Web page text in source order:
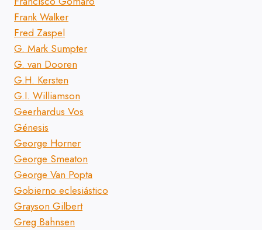
Frank Walker
Fred Zaspel
G. Mark Sumpter
G. van Dooren
G.H. Kersten
G.I. Williamson
Geerhardus Vos
Génesis
George Horner
George Smeaton
George Van Popta
Gobierno eclesiástico
Grayson Gilbert
Greg Bahnsen